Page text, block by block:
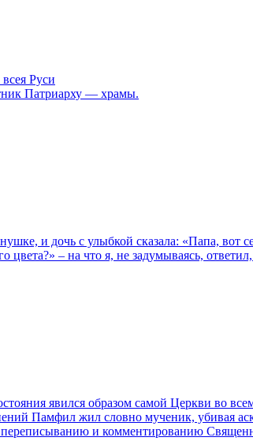
Руси
Патриарху — храмы.
и дочь с улыбкой сказала: «Папа, вот
– на что я, не задумываясь,
явился образом самой Церкви во
Памфил жил словно мученик, убивая
переписыванию и комментированию